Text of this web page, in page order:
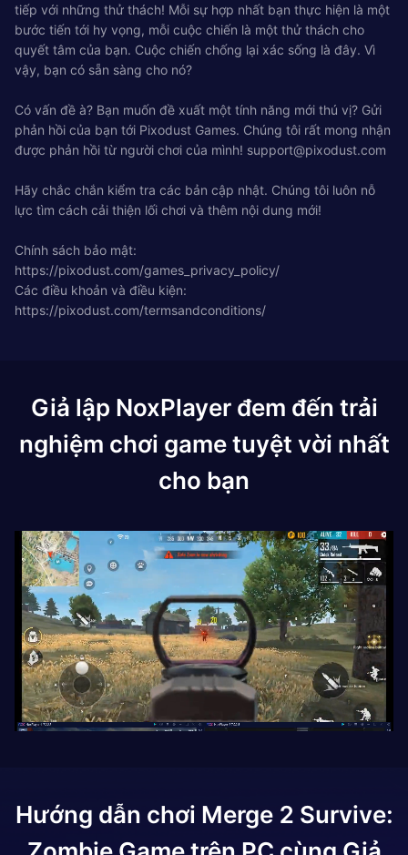
tiếp với những thử thách! Mỗi sự hợp nhất bạn thực hiện là một
bước tiến tới hy vọng, mỗi cuộc chiến là một thử thách cho
quyết tâm của bạn. Cuộc chiến chống lại xác sống là đây. Vì
vậy, bạn có sẵn sàng cho nó?
Có vấn đề à? Bạn muốn đề xuất một tính năng mới thú vị? Gửi
phản hồi của bạn tới Pixodust Games. Chúng tôi rất mong nhận
được phản hồi từ người chơi của mình! support@pixodust.com
Hãy chắc chắn kiểm tra các bản cập nhật. Chúng tôi luôn nỗ
lực tìm cách cải thiện lối chơi và thêm nội dung mới!
Chính sách bảo mật:
https://pixodust.com/games_privacy_policy/
Các điều khoản và điều kiện:
https://pixodust.com/termsandconditions/
Giả lập NoxPlayer đem đến trải
nghiệm chơi game tuyệt vời nhất
cho bạn
Hướng dẫn chơi Merge 2 Survive: